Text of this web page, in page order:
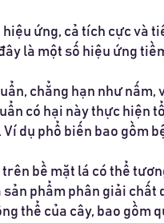
ứng, cả tích cực và
là một số hiệu ứng
chẳng hạn như
có hại này thực hiện
dụ phổ biến bao gồm
bề mặt lá có thể
phẩm phân giải
thể của cây, bao gồm